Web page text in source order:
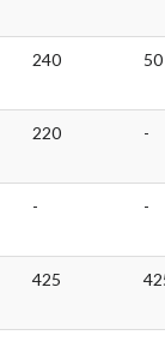
240 50
220 -
- -
425